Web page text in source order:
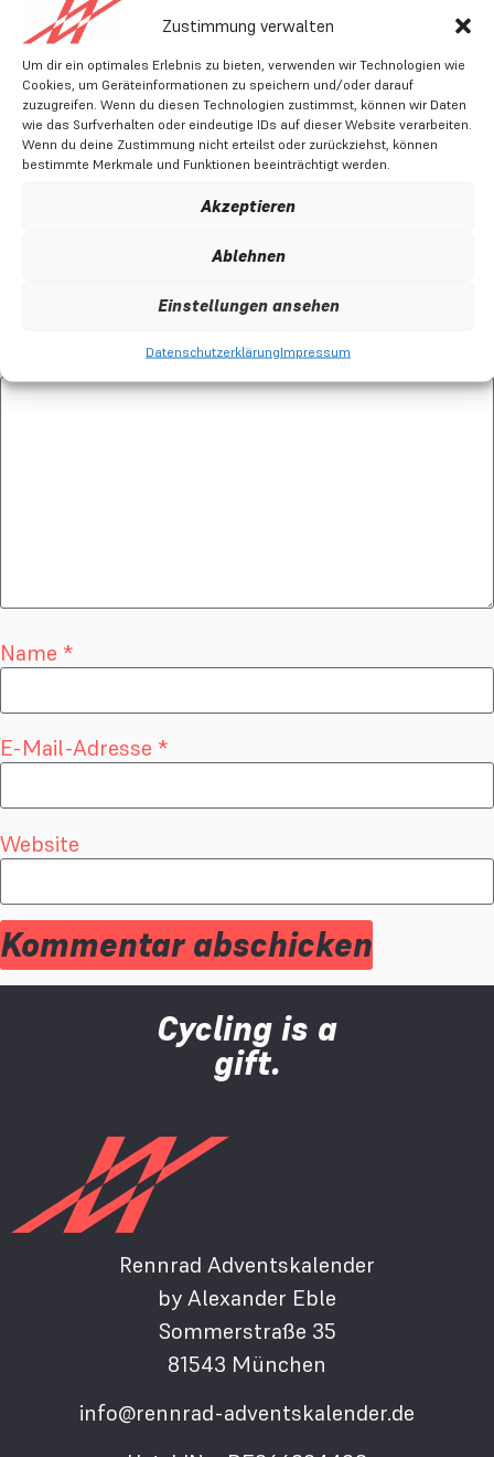
Zustimmung verwalten
Um dir ein optimales Erlebnis zu bieten, verwenden wir Technologien wie
Cookies, um Geräteinformationen zu speichern und/oder darauf
zuzugreifen. Wenn du diesen Technologien zustimmst, können wir Daten
wie das Surfverhalten oder eindeutige IDs auf dieser Website verarbeiten.
Wenn du deine Zustimmung nicht erteilst oder zurückziehst, können
bestimmte Merkmale und Funktionen beeinträchtigt werden.
Akzeptieren
Ablehnen
Einstellungen ansehen
DatenschutzerklärungImpressum
aber genau richtig für alle, die gerne ein
bisschen mehr aus jeder Ausfahrt machen. 🌲
🔥
VerschlagwortetBlack Forest,Fahrrad,Form
Ruhe,Schwarzwald,Tour,training
Schreibe einen Kommentar
Erforderliche Felder sind mit*markiert
Name *
E-Mail-Adresse *
Website
Cycling is a
gift.
Rennrad Adventskalender
by Alexander Eble
Sommerstraße 35
81543 München
info@rennrad-adventskalender.de